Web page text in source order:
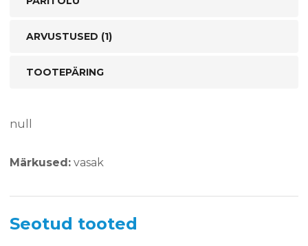
ARVUSTUSED (1)
TOOTEPÄRING
null
Märkused: vasak
Seotud tooted